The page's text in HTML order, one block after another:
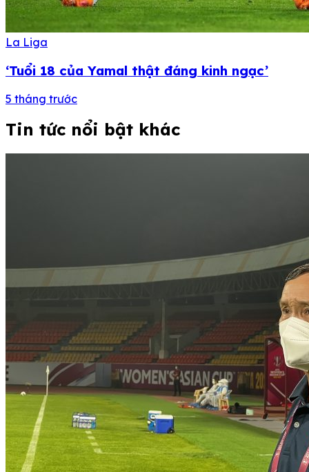
La Liga
‘Tuổi 18 của Yamal thật đáng kinh ngạc’
5 tháng trước
Tin tức nổi bật khác